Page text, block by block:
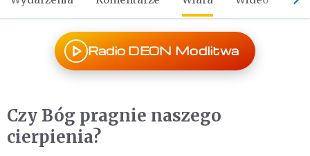
Radio DEON Modlitwa
Czy Bóg pragnie naszego
cierpienia?